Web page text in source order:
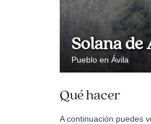
Solana de
Pueblo en Ávila
Qué hacer
A continuación puedes